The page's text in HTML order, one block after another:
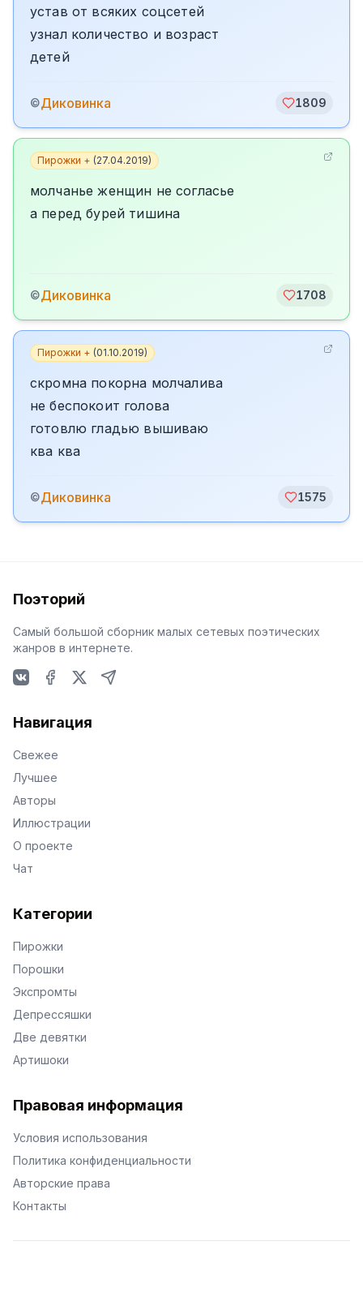
устав от всяких соцсетей
узнал количество и возраст
детей
©Диковинка 1809
Пирожки + (27.04.2019)
молчанье женщин не согласье
а перед бурей тишина
©Диковинка 1708
Пирожки + (01.10.2019)
скромна покорна молчалива
не беспокоит голова
готовлю гладью вышиваю
ква ква
©Диковинка 1575
Поэторий
Самый большой сборник малых сетевых поэтических
жанров в интернете.
Навигация
Свежее
Лучшее
Авторы
Иллюстрации
О проекте
Чат
Категории
Пирожки
Порошки
Экспромты
Депрессяшки
Две девятки
Артишоки
Правовая информация
Условия использования
Политика конфиденциальности
Авторские права
Контакты